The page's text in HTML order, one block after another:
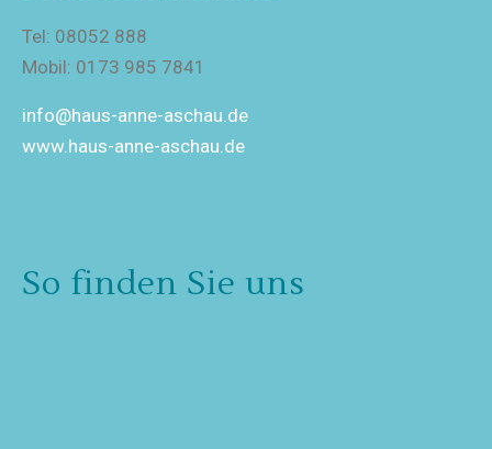
Tel: 08052 888
Mobil: 0173 985 7841
info@haus-anne-aschau.de
www.haus-anne-aschau.de
So finden Sie uns